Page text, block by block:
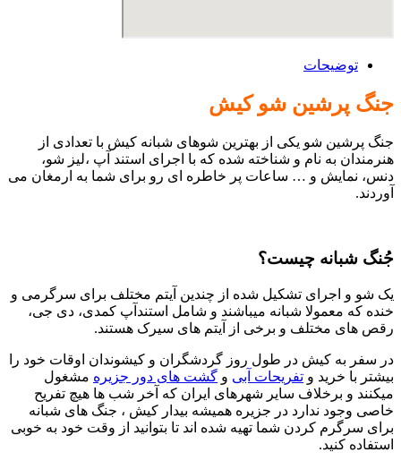
توضیحات
جنگ پرشین شو کیش
جنگ پرشین شو یکی از بهترین شوهای شبانه کیش با تعدادی از
هنرمندان به نام و شناخته شده که با اجرای استند آپ ،لیز شو،
دنس، نمایش و … ساعات پر خاطره ای رو برای شما به ارمغان می
آوردند.
جُنگ شبانه چیست؟
یک شو و اجرای تشکیل شده از چندین آیتم مختلف برای سرگرمی و
خنده که معمولا شبانه میباشند و شامل استندآپ کمدی، دی جی،
رقص های مختلف و برخی از آیتم های سیرک هستند.
در سفر به کیش در طول روز گردشگران و کیشوندان اوقات خود را
بیشتر با خرید و تفریحات آبی و گشت های دور جزیره مشغول
میکنند و برخلاف سایر شهرهای ایران که آخر شب ها هیچ تفریح
خاصی وجود ندارد در جزیره همیشه بیدار کیش ، جنگ های شبانه
برای سرگرم کردن شما تهیه شده اند تا بتوانید از وقت خود به خوبی
استفاده کنید.